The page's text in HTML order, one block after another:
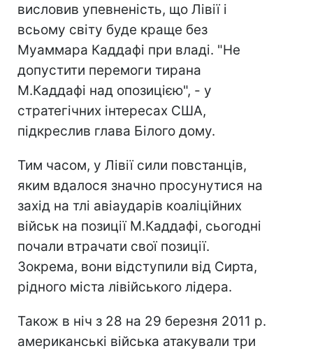
висловив упевненість, що Лівії і
всьому світу буде краще без
Муаммара Каддафі при владі. "Не
допустити перемоги тирана
М.Каддафі над опозицією", - у
стратегічних інтересах США,
підкреслив глава Білого дому.
Тим часом, у Лівії сили повстанців,
яким вдалося значно просунутися на
захід на тлі авіаударів коаліційних
військ на позиції М.Каддафі, сьогодні
почали втрачати свої позиції.
Зокрема, вони відступили від Сирта,
рідного міста лівійського лідера.
Також в ніч з 28 на 29 березня 2011 р.
американські війська атакували три